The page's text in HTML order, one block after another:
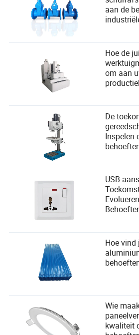
aan de
Hoe de
om aan
De
Inspelen
USB-
Hoe vind
Wie
kwaliteit